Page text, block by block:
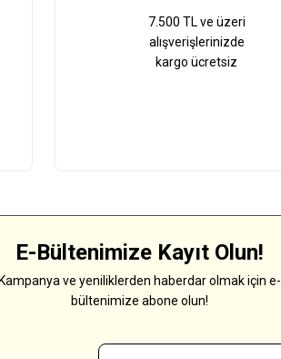
7.500 TL ve üzeri
alışverişlerinizde
kargo ücretsiz
E-Bültenimize Kayıt Olun!
Kampanya ve yeniliklerden haberdar olmak için e-
bültenimize abone olun!